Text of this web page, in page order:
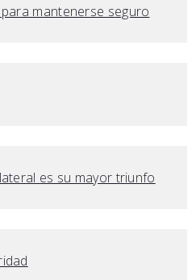
mantenerse seguro
es su mayor triunfo